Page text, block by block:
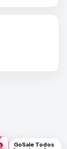
GoSale Todos